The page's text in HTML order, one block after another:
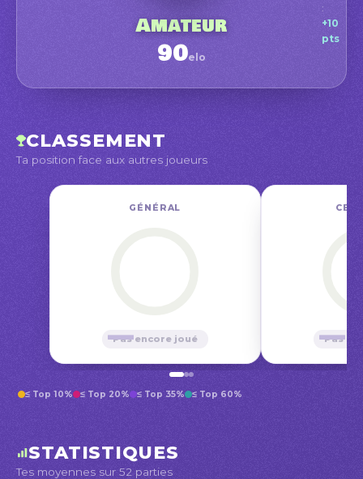
Amateur
90elo
:
+10
pts
CLASSEMENT
Ta position face aux autres joueurs
GÉNÉRAL
—
Pas encore joué
CE
—
Pas
≤ Top 10% ≤ Top 20% ≤ Top 35% ≤ Top 60%
STATISTIQUES
Tes moyennes sur 52 parties